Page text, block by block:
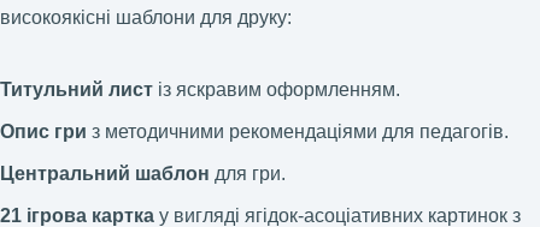
високоякісні шаблони для друку:
Титульний лист із яскравим оформленням.
Опис гри з методичними рекомендаціями для педагогів.
Центральний шаблон для гри.
21 ігрова картка у вигляді ягідок-асоціативних картинок з